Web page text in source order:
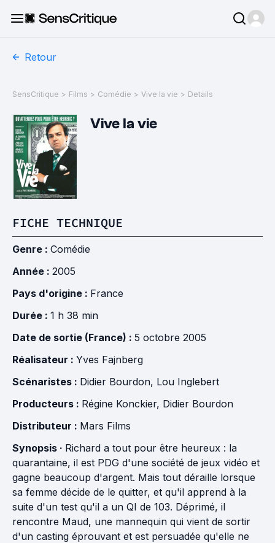
Retour
SensCritique > Films > Comédie > Vive la vie > Details
Vive la vie
FICHE TECHNIQUE
Genre : Comédie
Année : 2005
Pays d'origine : France
Durée : 1 h 38 min
Date de sortie (France) : 5 octobre 2005
Réalisateur : Yves Fajnberg
Scénaristes : Didier Bourdon, Lou Inglebert
Producteurs : Régine Konckier, Didier Bourdon
Distributeur : Mars Films
Synopsis · Richard a tout pour être heureux : la
quarantaine, il est PDG d'une société de jeux vidéo et
gagne beaucoup d'argent. Mais tout déraille lorsque
sa femme décide de le quitter, et qu'il apprend à la
suite d'un test qu'il a un QI de 103. Déprimé, il
rencontre Maud, une mannequin qui vient de sortir
d'un casting éprouvant et est persuadée qu'elle ne